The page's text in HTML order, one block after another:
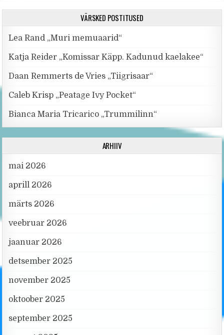
VÄRSKED POSTITUSED
Lea Rand „Muri memuaarid“
Katja Reider „Komissar Käpp. Kadunud kaelakee“
Daan Remmerts de Vries „Tiigrisaar“
Caleb Krisp „Peatage Ivy Pocket“
Bianca Maria Tricarico „Trummilinn“
ARHIIV
mai 2026
aprill 2026
märts 2026
veebruar 2026
jaanuar 2026
detsember 2025
november 2025
oktoober 2025
september 2025